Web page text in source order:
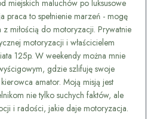
miejskich maluchów po luksusowe
praca to spełnienie marzeń - mogę
z miłością do motoryzacji. Prywatnie
motoryzacji i właścicielem
125p. W weekendy można mnie
gdzie szlifuję swoje
amator. Moją misją jest
nie tylko suchych faktów, ale
i radości, jakie daje motoryzacja.